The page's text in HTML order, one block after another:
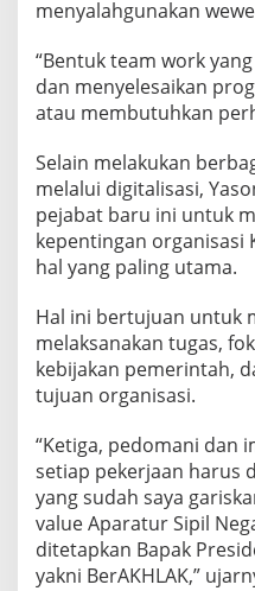
menyalahgunakan
“Bentuk team work
dan menyelesaikan
atau membutuhkan
Selain melakukan
melalui digitalisasi,
pejabat baru ini untuk
kepentingan organisasi
hal yang paling utama.
Hal ini bertujuan untuk
melaksanakan tugas,
kebijakan pemerintah,
tujuan organisasi.
“Ketiga, pedomani dan
setiap pekerjaan harus
yang sudah saya
value Aparatur Sipil
ditetapkan Bapak
yakni BerAKHLAK,”